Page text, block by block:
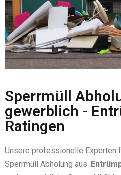
Sperrmüll
gewerblich -
Ratingen
Unsere professionelle Experten
Sperrmüll Abholung aus.